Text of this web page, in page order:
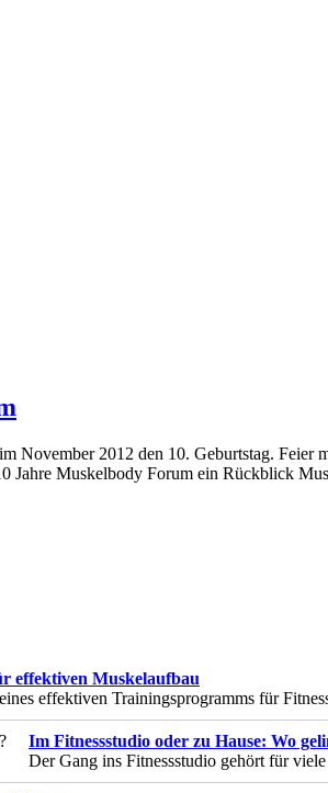
2012 den 10. Geburtstag. Feier
Jahre Muskelbody Forum ein Rückblick
effektiven Muskelaufbau
effektiven Trainingsprogramms für
Im Fitnessstudio oder zu Hause: Wo
Der Gang ins Fitnessstudio gehört für